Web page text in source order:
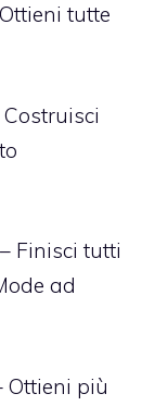
tutte
Finisci tutti
ad
Ottieni più